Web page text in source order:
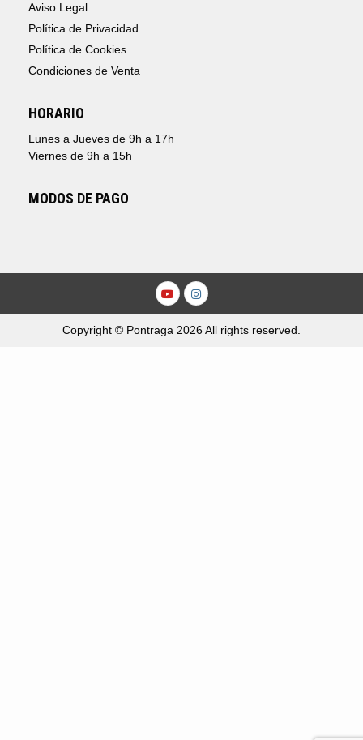
Aviso Legal
Política de Privacidad
Política de Cookies
Condiciones de Venta
HORARIO
Lunes a Jueves de 9h a 17h
Viernes de 9h a 15h
MODOS DE PAGO
Youtube
Instagram
Copyright © Pontraga 2026 All rights reserved.